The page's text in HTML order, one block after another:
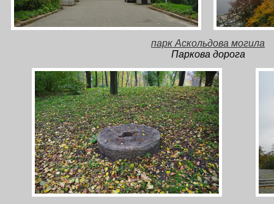
парк Аскольдова могила
Паркова дорога